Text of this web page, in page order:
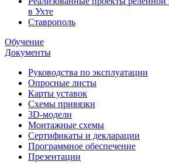
в Ухте
Ставрополь
Обучение
Документы
Руководства по эксплуатации
Опросные листы
Карты уставок
Схемы привязки
3D-модели
Монтажные схемы
Сертификаты и декларации
Программное обеспечение
Презентации